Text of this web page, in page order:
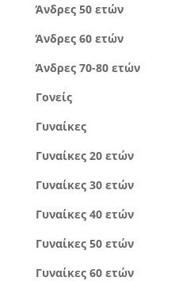
Άνδρες 50 ετών
Άνδρες 60 ετών
Άνδρες 70-80 ετών
Γονείς
Γυναίκες
Γυναίκες 20 ετών
Γυναίκες 30 ετών
Γυναίκες 40 ετών
Γυναίκες 50 ετών
Γυναίκες 60 ετών